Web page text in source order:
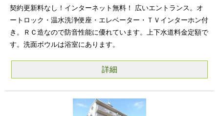
契約更新料なし！インターネット無料！ 広いエントランス。オ
ートロック・温水洗浄便座・エレベーター・ＴＶインターホン付
き。ＲＣ造なので防音性能に優れています。上下水道料金定額で
す。洗面ボウルは浴室にあります。
詳細